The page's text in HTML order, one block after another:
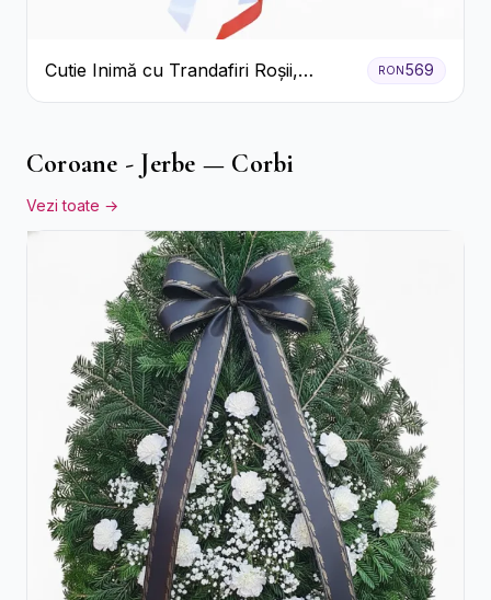
Cutie Inimă cu Trandafiri Roșii,
Crizanteme Albe și Bomboane
RON569
Coroane - Jerbe — Corbi
Vezi toate →